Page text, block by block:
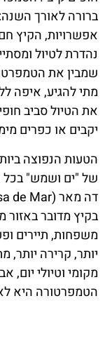
ברורה לאורך
אפשרויות, הקיץ
נהדרת לטיול
שמבין את
מתי להגיע, איפה
את הטיול סביב
יקבים או כפרים
הטעות הנפוצה
של "ים ושמש" בכל
בקיץ מדובר באזור
משפחות, תיירים
יותר, קרירה
מקומי וטיולי יום,
הטמפרטורה היא לא